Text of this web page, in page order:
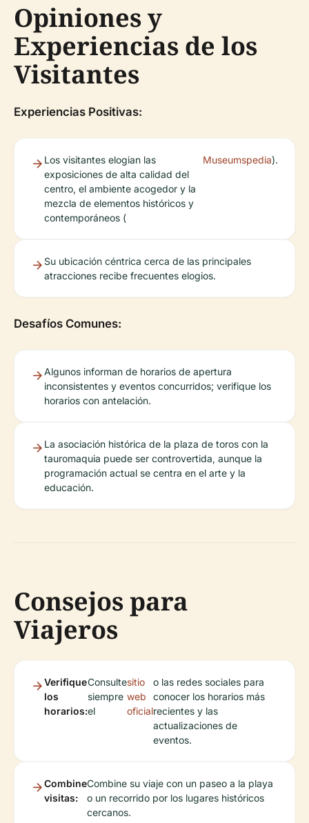
Opiniones y
Experiencias de los
Visitantes
Experiencias Positivas:
Los visitantes elogian las
exposiciones de alta calidad del
centro, el ambiente acogedor y la
mezcla de elementos históricos y
contemporáneos (
Museumspedia).
Su ubicación céntrica cerca de las principales
atracciones recibe frecuentes elogios.
Desafíos Comunes:
Algunos informan de horarios de apertura
inconsistentes y eventos concurridos; verifique los
horarios con antelación.
La asociación histórica de la plaza de toros con la
tauromaquia puede ser controvertida, aunque la
programación actual se centra en el arte y la
educación.
Consejos para
Viajeros
Verifique
los
horarios:
Consulte
siempre
el
sitio
web
oficial
o las redes sociales para
conocer los horarios más
recientes y las
actualizaciones de
eventos.
Combine
visitas:
Combine su viaje con un paseo a la playa
o un recorrido por los lugares históricos
cercanos.